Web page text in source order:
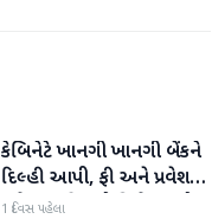
રાષ્ટ્રીય
કેબિનેટે ખાનગી ખાનગી બેંકને
દિલ્હી આપી, ફી અને પ્રવેશ
માટે નવા નિયમો વિશે જાણો
1 દિવસ પહેલા